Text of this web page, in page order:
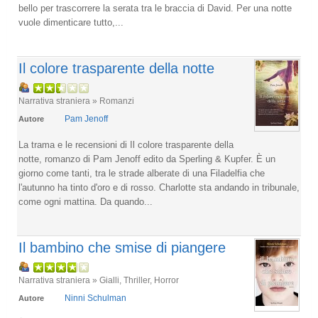
bello per trascorrere la serata tra le braccia di David. Per una notte
vuole dimenticare tutto,...
Il colore trasparente della notte
Narrativa straniera » Romanzi
Autore Pam Jenoff
La trama e le recensioni di Il colore trasparente della
notte, romanzo di Pam Jenoff edito da Sperling & Kupfer. È un
giorno come tanti, tra le strade alberate di una Filadelfia che
l'autunno ha tinto d'oro e di rosso. Charlotte sta andando in tribunale,
come ogni mattina. Da quando...
Il bambino che smise di piangere
Narrativa straniera » Gialli, Thriller, Horror
Autore Ninni Schulman